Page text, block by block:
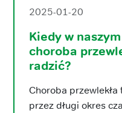
2025-01-20
Kiedy w
choroba
radzić?
Choroba
przez długi okres